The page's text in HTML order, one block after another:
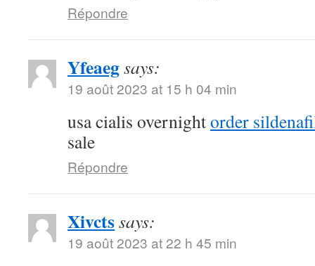
Répondre
Yfeaegsays:
19 août 2023 at 15 h 04 min
usa cialis overnightorder
sale
Répondre
Xivctssays:
19 août 2023 at 22 h 45 min